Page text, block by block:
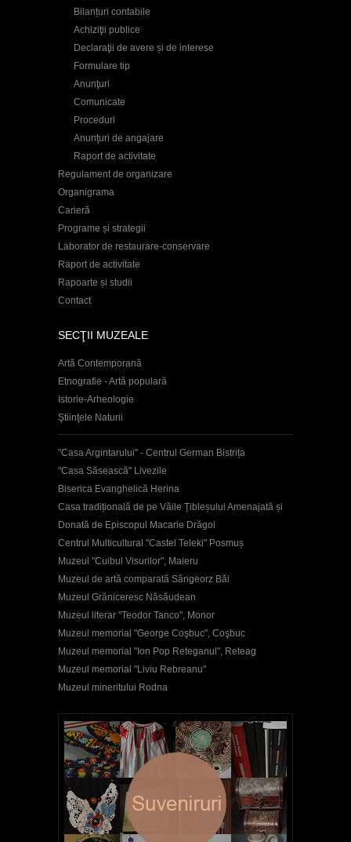
Bilanțuri contabile
Achiziţii publice
Declaraţii de avere și de interese
Formulare tip
Anunţuri
Comunicate
Proceduri
Anunţuri de angajare
Raport de activitate
Regulament de organizare
Organigrama
Carieră
Programe și strategii
Laborator de restaurare-conservare
Raport de activitate
Rapoarte și studii
Contact
SECŢII MUZEALE
Artă Contemporană
Etnografie - Artă populară
Istorie-Arheologie
Ştiinţele Naturii
"Casa Argintarului" - Centrul German Bistrița
"Casa Săsească" Livezile
Biserica Evanghelică Herina
Casa tradițională de pe Văile Țibleșului Amenajată și
Donată de Episcopul Macarie Drăgoi
Centrul Multicultural "Castel Teleki" Posmuș
Muzeul "Cuibul Visurilor", Maieru
Muzeul de artă comparată Sângeorz Băi
Muzeul Grăniceresc Năsăudean
Muzeul literar "Teodor Tanco", Monor
Muzeul memorial "George Coşbuc", Coşbuc
Muzeul memorial "Ion Pop Reteganul", Reteag
Muzeul memorial "Liviu Rebreanu"
Muzeul mineritului Rodna